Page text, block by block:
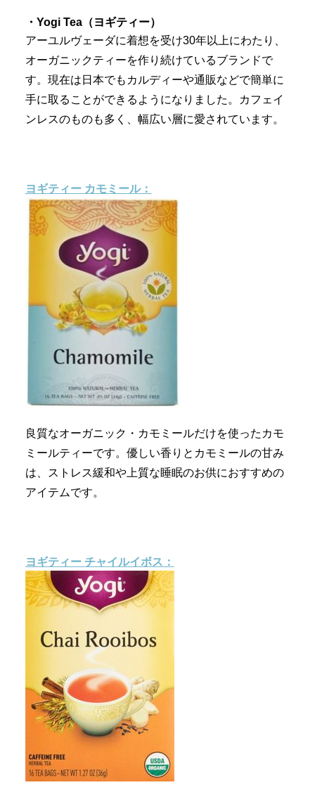
・Yogi Tea（ヨギティー）
アーユルヴェーダに着想を受け30年以上にわたり、
オーガニックティーを作り続けているブランドで
す。現在は日本でもカルディーや通販などで簡単に
手に取ることができるようになりました。カフェイ
ンレスのものも多く、幅広い層に愛されています。
ヨギティー カモミール：
良質なオーガニック・カモミールだけを使ったカモ
ミールティーです。優しい香りとカモミールの甘み
は、ストレス緩和や上質な睡眠のお供におすすめの
アイテムです。
ヨギティー チャイルイボス：